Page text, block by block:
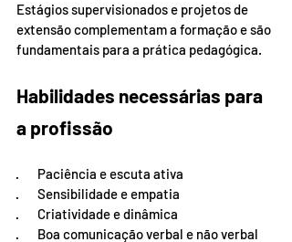
Estágios supervisionados e projetos de
extensão complementam a formação e são
fundamentais para a prática pedagógica.
Habilidades necessárias para
a profissão
·       Paciência e escuta ativa
·       Sensibilidade e empatia
·       Criatividade e dinâmica
·       Boa comunicação verbal e não verbal